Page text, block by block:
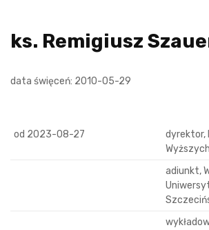
ks. Remigiusz
data święceń: 2010-05-29
od 2023-08-27
Wyższych
adiunkt,